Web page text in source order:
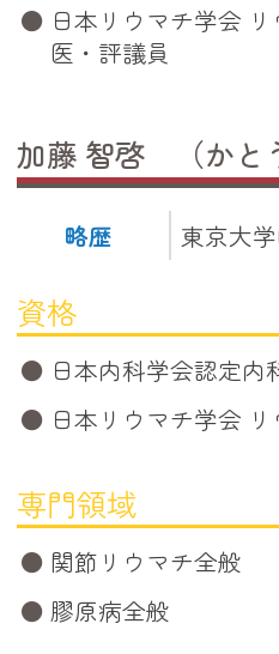
日本リウマチ学会
医・評議員
加藤 智啓 （かと
略歴 東京大
資格
日本内科学会認定内
日本リウマチ学会
専門領域
関節リウマチ全般
膠原病全般